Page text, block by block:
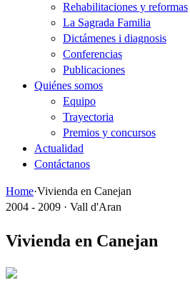
Rehabilitaciones y reformas
La Sagrada Familia
Dictámenes i diagnosis
Conferencias
Publicaciones
Quiénes somos
Equipo
Trayectoria
Premios y concursos
Actualidad
Contáctanos
Home·Vivienda en Canejan
2004 - 2009 · Vall d'Aran
Vivienda en Canejan